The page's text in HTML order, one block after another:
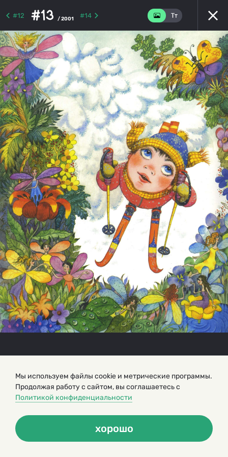
#12 #13 / 2001 #14
Мы используем файлы cookie и метрические программы.
Продолжая работу с сайтом, вы соглашаетесь с
Политикой конфиденциальности
хорошо